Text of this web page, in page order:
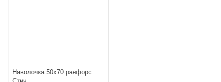
Наволочка 50х70 ранфорс